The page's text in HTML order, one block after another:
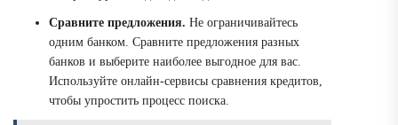
Сравните предложения. Не ограничивайтесь
одним банком. Сравните предложения разных
банков и выберите наиболее выгодное для вас.
Используйте онлайн-сервисы сравнения кредитов,
чтобы упростить процесс поиска.